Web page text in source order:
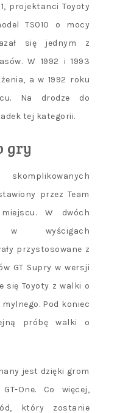
projektanci Toyoty
TS010 o mocy
się jednym z
W 1992 i 1993
a w 1992 roku
Na drodze do
tej kategorii.
gry
przez Team
W dwóch
w wyścigach
przystosowane z
GT Supry w wersji
się Toyoty z walki o
Pod koniec
próbę walki o
jest dzięki grom
One. Co więcej,
który zostanie